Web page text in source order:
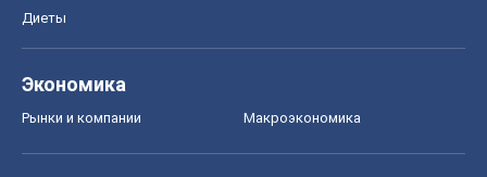
Диеты
Экономика
Рынки и компании Mакроэкономика